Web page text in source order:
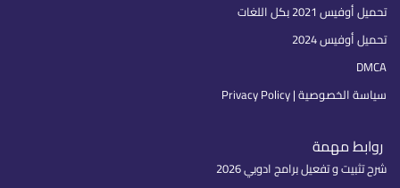
تحميل أوفيس 2021 بكل اللغات
تحميل أوفيس 2024
DMCA
سياسة الخصوصية | Privacy Policy
روابط مهمة
شرح تثبيت و تفعيل برامج ادوبي 2026